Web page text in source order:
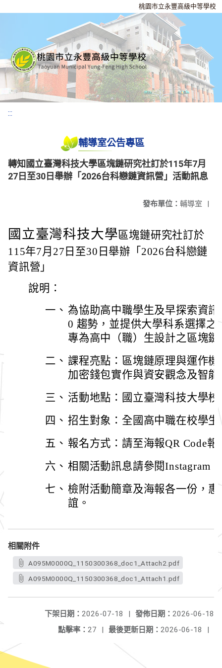
桃園市立永豐高級中等學校
:::
輔導室公告專區
轉知國立臺灣科技大學區塊鏈研究社訂於115年7月
27日至30日舉辦「2026台科戀鏈資訊營」活動訊息
發布單位： 輔導室 |
國立臺灣科技大學區塊鏈研究社訂於
115年7月27日至30日舉辦「2026台科戀鏈
資訊營」
說明：
一、 為協助高中職學生及早探索資
0 趨勢，並提供大學科系選擇
專為高中（職）生設計之區塊鏈
二、 課程亮點：區塊鏈原理與運作
加密錢包實作與資安觀念及智
三、 活動地點：國立臺灣科技大學校
四、 招生對象：全國高中職在校學生
五、 報名方式：請至海報QR Code
六、 相關活動訊息請參閱Instagram
七、 檢附活動簡章及海報各一份，
誼。
相關附件
A095M0000Q_1150300368_doc1_Attach2.pdf
A095M0000Q_1150300368_doc1_Attach1.pdf
發佈日期： 2026-06-18
下架日期： 2026-07-18
|
最後更新日期： 2026-06-18 |
點擊率： 27 |